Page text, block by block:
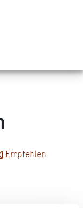
Empfehlen